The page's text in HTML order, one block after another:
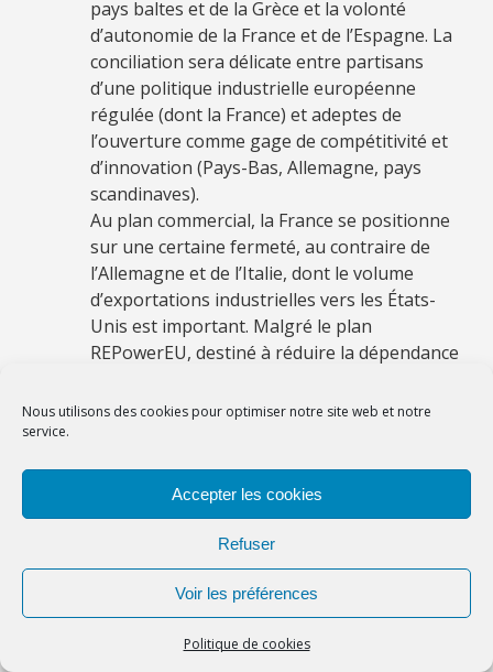
Nous utilisons des cookies pour optimiser notre site web et notre
service.
Accepter les cookies
Refuser
Voir les préférences
Politique de cookies
pays baltes et de la Grèce et la volonté
d’autonomie de la France et de l’Espagne. La
conciliation sera délicate entre partisans
d’une politique industrielle européenne
régulée (dont la France) et adeptes de
l’ouverture comme gage de compétitivité et
d’innovation (Pays-Bas, Allemagne, pays
scandinaves).
Au plan commercial, la France se positionne
sur une certaine fermeté, au contraire de
l’Allemagne et de l’Italie, dont le volume
d’exportations industrielles vers les États-
Unis est important. Malgré le plan
REPowerEU, destiné à réduire la dépendance
chaque EM y va de sa stratégie : l’Allemagne a
même avec l’Algérie. Ce « sauve qui peut »
national installe un rapport de force
permanent dont il ne faudrait pas qu’il
détourne l’UE de son ambition politique en
réduisant son rôle à la résolution des conflits
internes.
Trump devrait agiter les forces populistes et